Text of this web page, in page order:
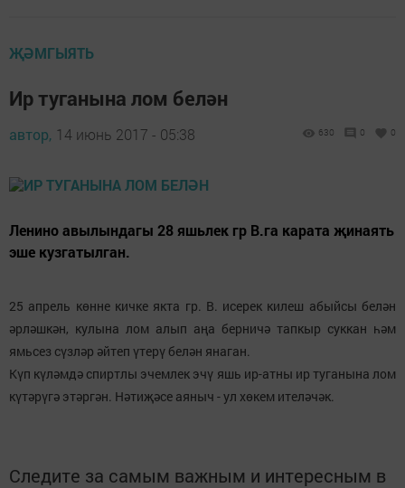
ҖӘМГЫЯТЬ
Ир туганына лом белән
автор, 14 июнь 2017 - 05:38 630 0 0
Ленино авылындагы 28 яшьлек гр В.га карата җинаять
эше кузгатылган.
25 апрель көнне кичке якта гр. В. исерек килеш абыйсы белән
әрләшкән, кулына лом алып аңа берничә тапкыр суккан һәм
ямьсез сүзләр әйтеп үтерү белән янаган.
Күп күләмдә спиртлы эчемлек эчү яшь ир-атны ир туганына лом
күтәрүгә этәргән. Нәтиҗәсе аяныч - ул хөкем ителәчәк.
Следите за самым важным и интересным в